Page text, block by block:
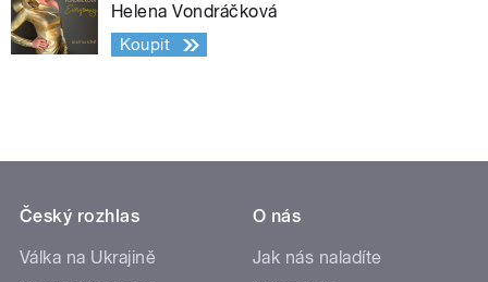
Helena Vondráčková
Koupit
Český rozhlas
Válka na Ukrajině
O nás
Jak nás naladíte